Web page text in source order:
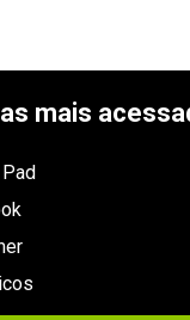
mais